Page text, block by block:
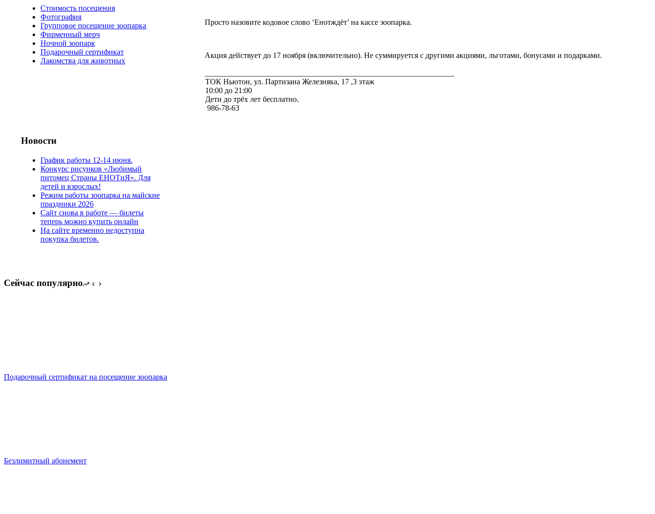
Просто назовите кодовое слово ‘Енотждёт’ на кассе зоопарка.
Акция действует до 17 ноября (включительно). Не суммируется с другими акциями, льготами, бонусами и подарками.
ТОК Ньютон, ул. Партизана Железняка, 17 ,3 этаж
10:00 до 21:00
Дети до трёх лет бесплатно.
986-78-63
Стоимость посещения
Фотография
Групповое посещение зоопарка
Фирменный мерч
Ночной зоопарк
Подарочный сертификат
Лакомства для животных
Новости
График работы 12-14 июня.
Конкурс рисунков «Любимый
питомец Страны ЕНОТиЯ». Для
детей и взрослых!
Режим работы зоопарка на майские
праздники 2026
Сайт снова в работе — билеты
теперь можно купить онлайн
На сайте временно недоступна
покупка билетов.
Сейчас популярно
Подарочный сертификат на посещение зоопарка
Безлимитный абонемент